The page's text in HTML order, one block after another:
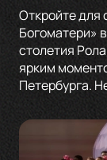
Откройте для
Богоматери»
столетия
ярким
Петербурга.